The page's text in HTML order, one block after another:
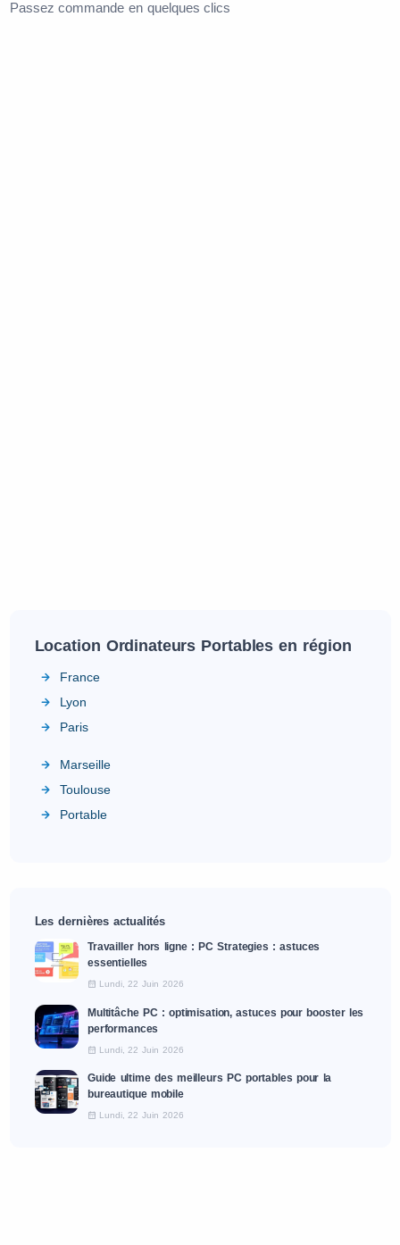
Passez commande en quelques clics
Location Ordinateurs Portables en région
France
Lyon
Paris
Marseille
Toulouse
Portable
Les dernières actualités
Travailler hors ligne : PC Strategies : astuces
essentielles
Lundi, 22 Juin 2026
Multitâche PC : optimisation, astuces pour booster les
performances
Lundi, 22 Juin 2026
Guide ultime des meilleurs PC portables pour la
bureautique mobile
Lundi, 22 Juin 2026